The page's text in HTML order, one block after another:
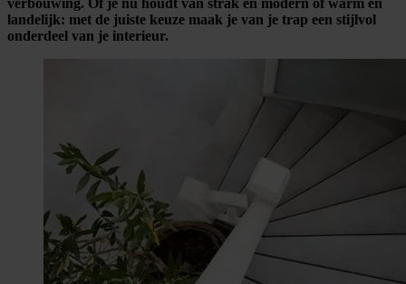
landelijk: met de juiste keuze maak je van je trap een stijlvol
onderdeel van je interieur.